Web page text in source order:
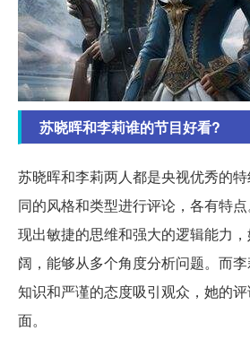
苏晓晖和李莉谁的节目好看?
苏晓晖和李莉两人都是央视优秀的
同的风格和类型进行评论，各有特
现出敏捷的思维和强大的逻辑能力
阔，能够从多个角度分析问题。而
知识和严谨的态度吸引观众，她的
面。